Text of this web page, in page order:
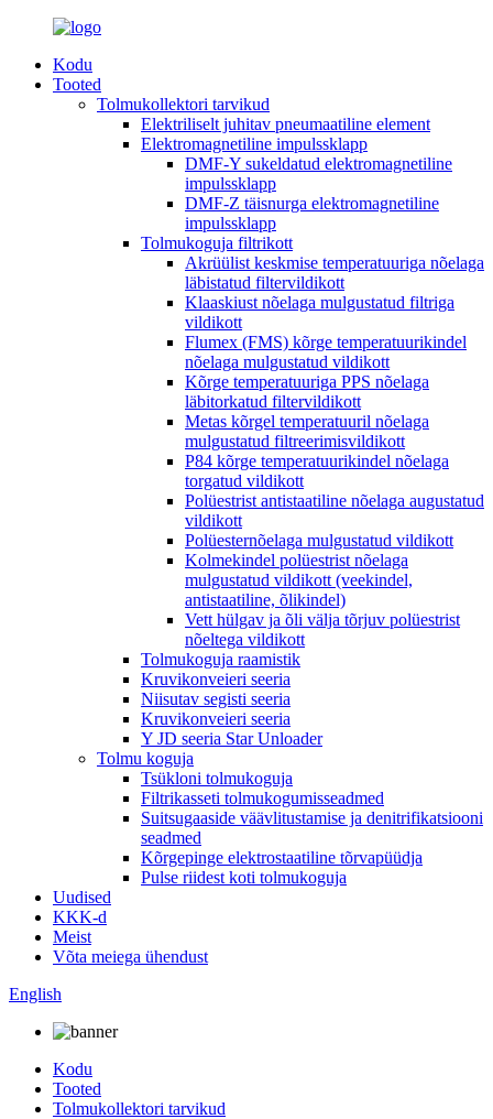
Kodu
Tooted
Tolmukollektori tarvikud
Elektriliselt juhitav pneumaatiline element
Elektromagnetiline impulssklapp
DMF-Y sukeldatud elektromagnetiline
impulssklapp
DMF-Z täisnurga elektromagnetiline
impulssklapp
Tolmukoguja filtrikott
Akrüülist keskmise temperatuuriga nõelaga
läbistatud filtervildikott
Klaaskiust nõelaga mulgustatud filtriga
vildikott
Flumex (FMS) kõrge temperatuurikindel
nõelaga mulgustatud vildikott
Kõrge temperatuuriga PPS nõelaga
läbitorkatud filtervildikott
Metas kõrgel temperatuuril nõelaga
mulgustatud filtreerimisvildikott
P84 kõrge temperatuurikindel nõelaga
torgatud vildikott
Polüestrist antistaatiline nõelaga augustatud
vildikott
Polüesternõelaga mulgustatud vildikott
Kolmekindel polüestrist nõelaga
mulgustatud vildikott (veekindel,
antistaatiline, õlikindel)
Vett hülgav ja õli välja tõrjuv polüestrist
nõeltega vildikott
Tolmukoguja raamistik
Kruvikonveieri seeria
Niisutav segisti seeria
Kruvikonveieri seeria
Y JD seeria Star Unloader
Tolmu koguja
Tsükloni tolmukoguja
Filtrikasseti tolmukogumisseadmed
Suitsugaaside väävlitustamise ja denitrifikatsiooni
seadmed
Kõrgepinge elektrostaatiline tõrvapüüdja
Pulse riidest koti tolmukoguja
Uudised
KKK-d
Meist
Võta meiega ühendust
English
Kodu
Tooted
Tolmukollektori tarvikud